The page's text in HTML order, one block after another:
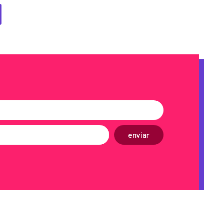
enviar